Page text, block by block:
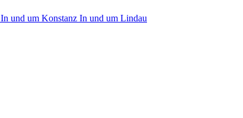
In und um Konstanz In und um Lindau